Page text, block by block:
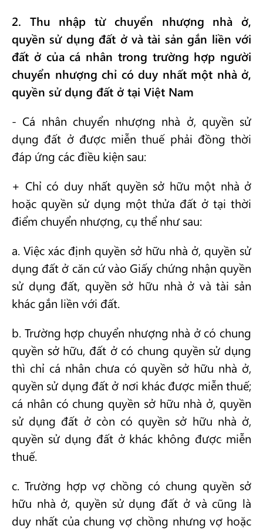
2. Thu nhập từ chuyển nhượng nhà ở,
quyền sử dụng đất ở và tài sản gắn liền với
đất ở của cá nhân trong trường hợp người
chuyển nhượng chỉ có duy nhất một nhà ở,
quyền sử dụng đất ở tại Việt Nam
- Cá nhân chuyển nhượng nhà ở, quyền sử
dụng đất ở được miễn thuế phải đồng thời
đáp ứng các điều kiện sau:
+ Chỉ có duy nhất quyền sở hữu một nhà ở
hoặc quyền sử dụng một thửa đất ở tại thời
điểm chuyển nhượng, cụ thể như sau:
a. Việc xác định quyền sở hữu nhà ở, quyền sử
dụng đất ở căn cứ vào Giấy chứng nhận quyền
sử dụng đất, quyền sở hữu nhà ở và tài sản
khác gắn liền với đất.
b. Trường hợp chuyển nhượng nhà ở có chung
quyền sở hữu, đất ở có chung quyền sử dụng
thì chỉ cá nhân chưa có quyền sở hữu nhà ở,
quyền sử dụng đất ở nơi khác được miễn thuế;
cá nhân có chung quyền sở hữu nhà ở, quyền
sử dụng đất ở còn có quyền sở hữu nhà ở,
quyền sử dụng đất ở khác không được miễn
thuế.
c. Trường hợp vợ chồng có chung quyền sở
hữu nhà ở, quyền sử dụng đất ở và cũng là
duy nhất của chung vợ chồng nhưng vợ hoặc